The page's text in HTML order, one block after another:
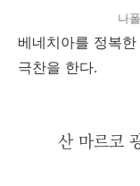
나
베네치아를 정복
극찬을 한다.
산 마르코